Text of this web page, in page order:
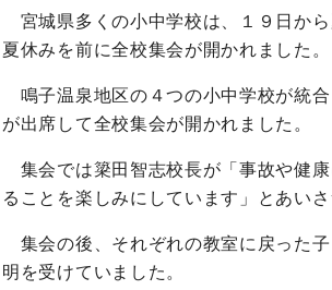
宮城県多くの小中学校は、１９日から
夏休みを前に全校集会が開かれました。
鳴子温泉地区の４つの小中学校が統
が出席して全校集会が開かれました。
集会では簗田智志校長が「事故や健
ることを楽しみにしています」とあいさ
集会の後、それぞれの教室に戻った
明を受けていました。